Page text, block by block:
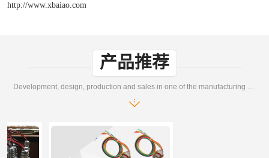
http://www.xbaiao.com
产品推荐
Development, design, production and sales in one of the manufacturing enterprises